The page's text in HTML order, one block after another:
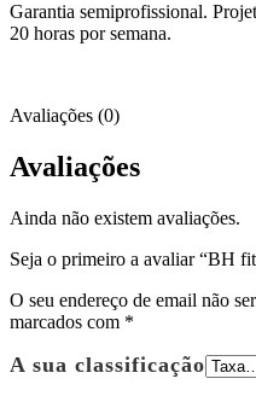
Garantia semiprofissional.
20 horas por semana.
Avaliações (0)
Avaliações
Ainda não existem avaliações.
Seja o primeiro a avaliar “BH
O seu endereço de email não
marcados com *
A sua classificação